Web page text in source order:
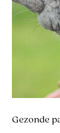
Gezonde